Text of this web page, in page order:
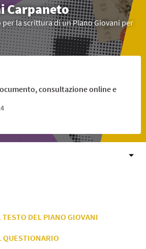
Carpaneto
la scrittura di un Piano Giovani per
consultazione online e
TESTO DEL PIANO GIOVANI
QUESTIONARIO